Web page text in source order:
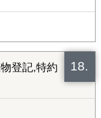
18.
登記,特約